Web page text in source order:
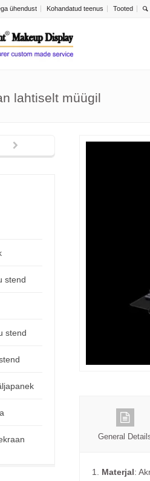
ühendust Kohandatud teenus Tooted
lahtiselt müügil
General
1. Materjal:
stend
stend